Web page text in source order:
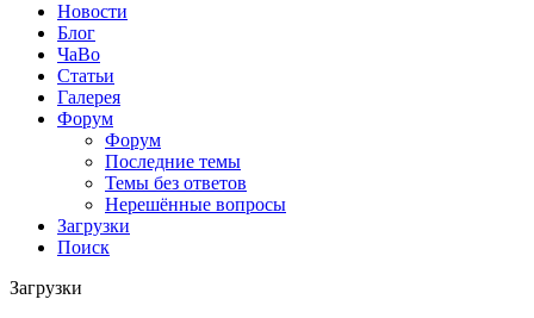
Новости
Блог
ЧаВо
Статьи
Галерея
Форум
Форум
Последние темы
Темы без ответов
Нерешённые вопросы
Загрузки
Поиск
Загрузки